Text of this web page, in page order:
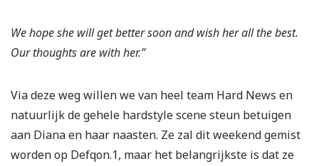
We hope she will get better soon and wish her all the best.
Our thoughts are with her.”
Via deze weg willen we van heel team Hard News en
natuurlijk de gehele hardstyle scene steun betuigen
aan Diana en haar naasten. Ze zal dit weekend gemist
worden op Defqon.1, maar het belangrijkste is dat ze